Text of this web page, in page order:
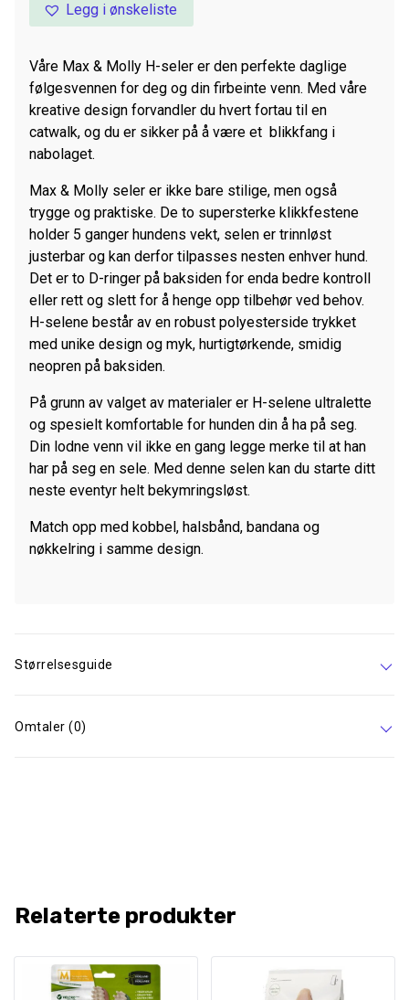
Legg i ønskeliste
Våre Max & Molly H-seler er den perfekte daglige
følgesvennen for deg og din firbeinte venn. Med våre
kreative design forvandler du hvert fortau til en
catwalk, og du er sikker på å være et blikkfang i
nabolaget.
Max & Molly seler er ikke bare stilige, men også
trygge og praktiske. De to supersterke klikkfestene
holder 5 ganger hundens vekt, selen er trinnløst
justerbar og kan derfor tilpasses nesten enhver hund.
Det er to D-ringer på baksiden for enda bedre kontroll
eller rett og slett for å henge opp tilbehør ved behov.
H-selene består av en robust polyesterside trykket
med unike design og myk, hurtigtørkende, smidig
neopren på baksiden.
På grunn av valget av materialer er H-selene ultralette
og spesielt komfortable for hunden din å ha på seg.
Din lodne venn vil ikke en gang legge merke til at han
har på seg en sele. Med denne selen kan du starte ditt
neste eventyr helt bekymringsløst.
Match opp med kobbel, halsbånd, bandana og
nøkkelring i samme design.
Størrelsesguide
Omtaler (0)
Relaterte produkter